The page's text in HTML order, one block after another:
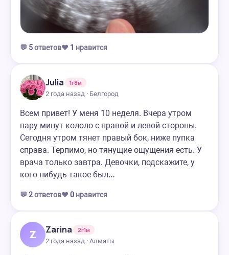
💬 5ответов❤️ 1 нравится
Julia
1г8м
2 года назад · Белгород
Всем привет! У меня 10 неделя. Вчера утром
пару минут кололо с правой и левой стороны.
Сегодня утром тянет правый бок, ниже пупка
справа. Терпимо, но тянущие ощущения есть. У
врача только завтра. Девочки, подскажите, у
кого нибудь такое был…
💬 2ответов❤️ 0 нравится
Z Zarina
2г1м
2 года назад · Алматы